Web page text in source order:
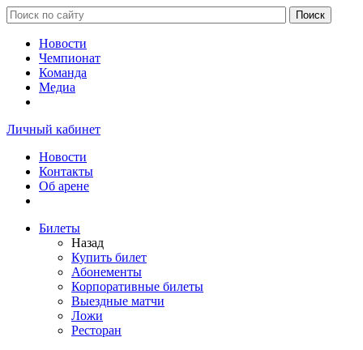
Новости
Чемпионат
Команда
Медиа
Личный кабинет
Новости
Контакты
Об арене
Билеты
Назад
Купить билет
Абонементы
Корпоративные билеты
Выездные матчи
Ложи
Ресторан